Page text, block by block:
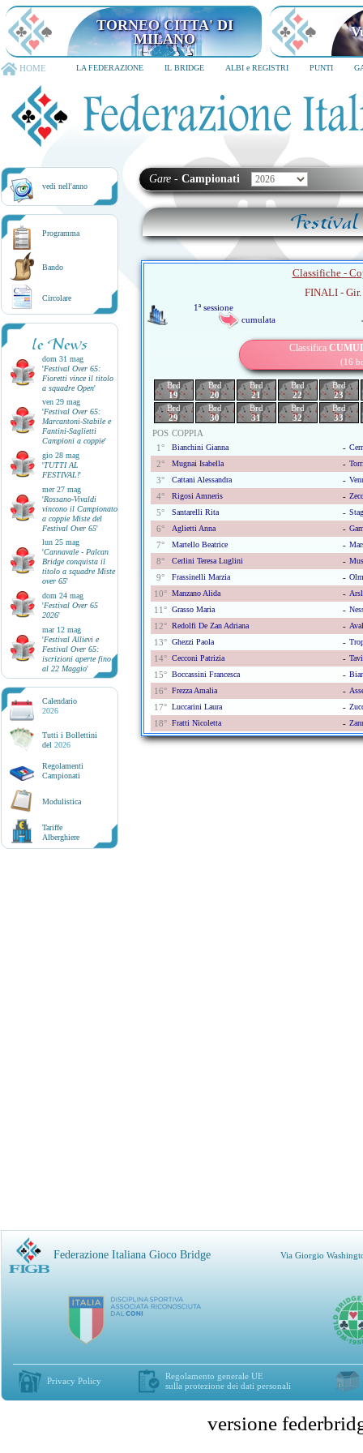
TORNEO CITTA' DI
MILANO
HOME LA FEDERAZIONE IL BRIDGE ALBI e REGISTRI PUNTI
vedi nell'anno
Programma
Bando
Circolare
le News
dom 31 mag
'Festival Over 65:
Fioretti vince il titolo
a squadre Open'
ven 29 mag
'Festival Over 65:
Marcantoni-Stabile e
Fantini-Saglietti
Campioni a coppie'
gio 28 mag
'TUTTI AL
FESTIVAL!'
mer 27 mag
'Rossano-Vivaldi
vincono il Campionato
a coppie Miste del
Festival Over 65'
lun 25 mag
'Cannavale - Palcan
Bridge conquista il
titolo a squadre Miste
over 65'
dom 24 mag
'Festival Over 65
2026'
mar 12 mag
'Festival Allievi e
Festival Over 65:
iscrizioni aperte fino
al 22 Maggio'
Calendario
2026
Tutti i Bollettini
del 2026
Regolamenti
Campionati
Modulistica
Tariffe
Alberghiere
Gare - Campionati
Festival
Classifiche -
FINALI -
1ª sessione
cumulata
Classifica
(16
Brd
19
Brd
20
Brd
21
Brd
22
Brd
23
Brd
29
Brd
30
Brd
31
Brd
32
Brd
33
POS COPPIA
1°
Bianchini Gianna -
2° Mugnai Isabella -
3° Cattani Alessandra -
4° Rigosi Amneris -
5° Santarelli Rita -
6° Aglietti Anna -
7° Martello Beatrice -
8° Cerlini Teresa Luglini -
9° Frassinelli Marzia -
10° Manzano Alida -
11° Grasso Maria -
12° Redolfi De Zan Adriana -
13° Ghezzi Paola -
14° Cecconi Patrizia -
15° Boccassini Francesca -
16° Frezza Amalia -
17° Luccarini Laura -
18° Fratti Nicoletta -
Federazione Italiana Gioco Bridge Via Giorgio
Privacy Policy
Regolamento generale UE
sulla protezione dei dati personali
versione